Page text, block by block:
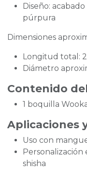
Diseño:
púrpura
Dimensiones
Longitud total:
Diámetro
Contenido
1 boquilla
Aplicaciones
Uso con
shisha